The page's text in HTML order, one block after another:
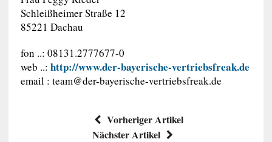
Schleißheimer Straße 12
85221 Dachau
fon ..: 08131.2777677-0
web ..: http://www.der-bayerische-vertriebsfreak.de
email : team@der-bayerische-vertriebsfreak.de
Vorheriger Artikel
Nächster Artikel